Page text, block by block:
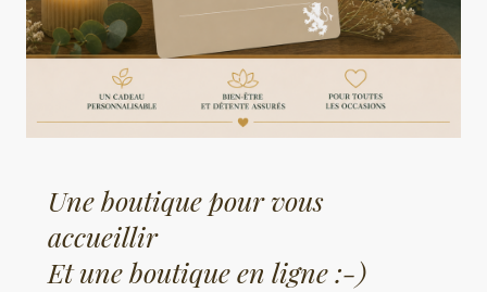
Une boutique pour vous
accueillir
Et une boutique en ligne :-)